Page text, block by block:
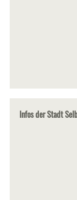
Infos der Stadt